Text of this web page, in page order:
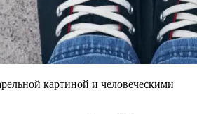
картиной и человеческими